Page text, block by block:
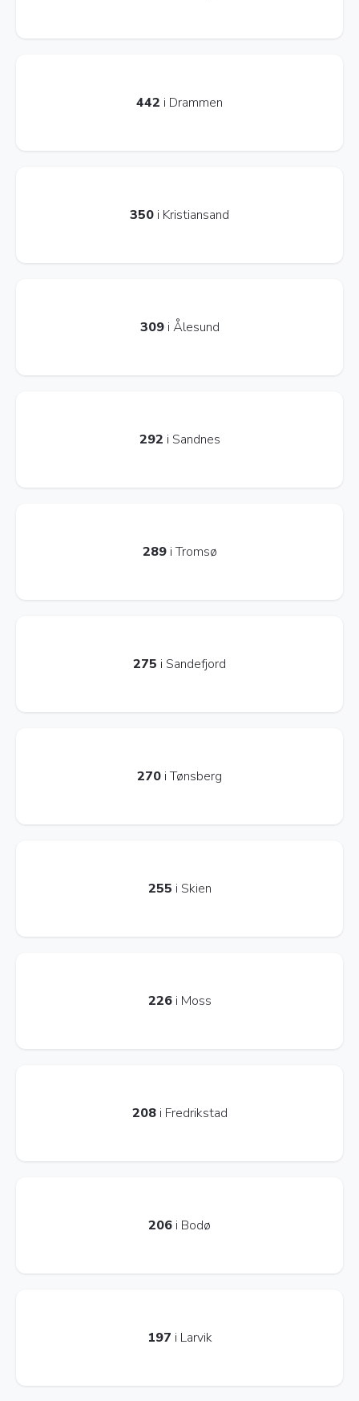
442 i Drammen
350 i Kristiansand
309 i Ålesund
292 i Sandnes
289 i Tromsø
275 i Sandefjord
270 i Tønsberg
255 i Skien
226 i Moss
208i Fredrikstad
206 i Bodø
197 i Larvik